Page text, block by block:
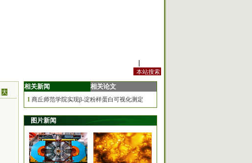
大
相关新闻 相关论文
1 商丘师范学院实现β-淀粉样蛋白可视化测定
图片新闻